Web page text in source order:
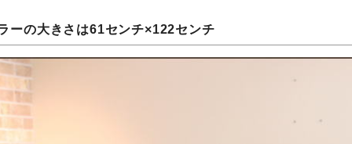
ーの大きさは61センチ×122センチ